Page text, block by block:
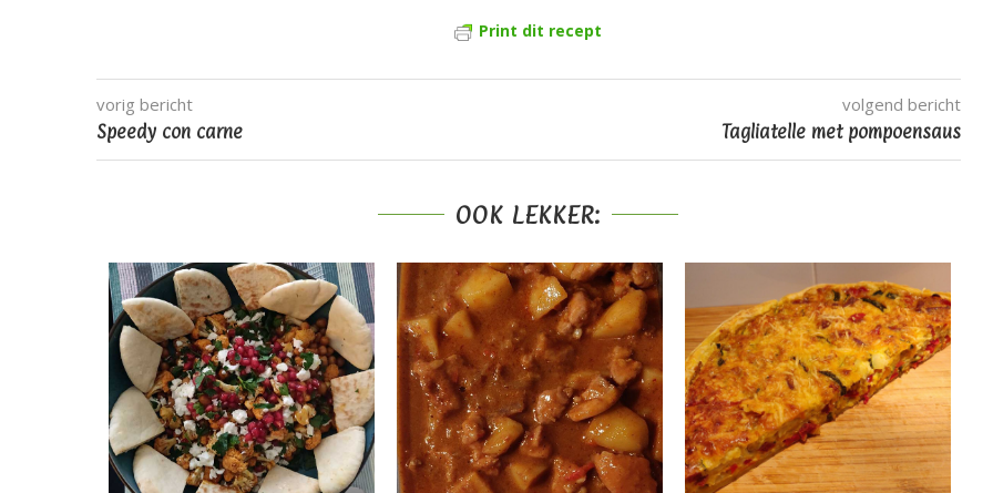
Print dit recept
vorig bericht
Speedy con carne
volgend bericht
Tagliatelle met pompoensaus
OOK LEKKER: